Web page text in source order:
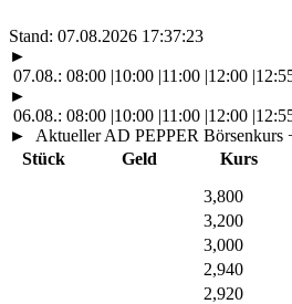
Stand: 07.08.2026 17:37:23
►
07.08.: 08:00 |10:00 |11:00 |12:00 |
►
06.08.: 08:00 |10:00 |11:00 |12:00 |
►
Aktueller AD PEPPER Börsenkurs
Stück
Geld Kurs
3,800
3,200
3,000
2,940
2,920